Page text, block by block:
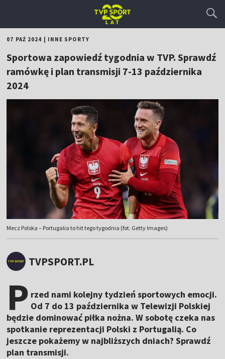
07 PAŹ 2024 INNE SPORTY
Sportowa zapowiedź tygodnia w TVP. Sprawdź
ramówkę i plan transmisji 7-13 października
2024
Mecz Polska – Portugalia to hit tego tygodnia (fot. Getty Images)
TVPSPORT.PL
P rzed nami kolejny tydzień sportowych emocji.
Od 7 do 13 października w Telewizji Polskiej
będzie dominować piłka nożna. W sobotę czeka nas
spotkanie reprezentacji Polski z Portugalią. Co
jeszcze pokażemy w najbliższych dniach? Sprawdź
plan transmisji.